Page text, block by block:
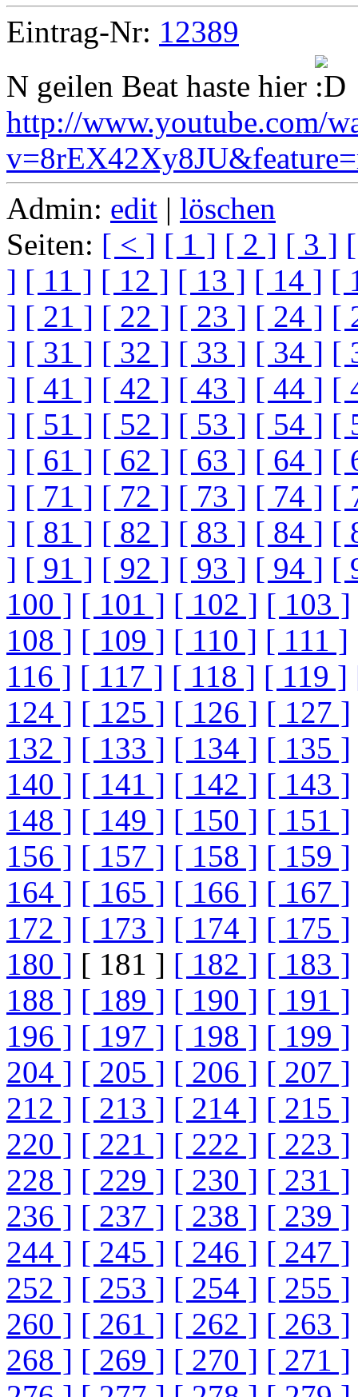
Eintrag-Nr: 12389
N geilen Beat haste hier
http://www.youtube.com/
Admin: edit | löschen
Seiten: [ < ] [ 1 ] [ 2 ] [ 3 ]
] [ 11 ] [ 12 ] [ 13 ] [ 14 ] [
] [ 21 ] [ 22 ] [ 23 ] [ 24 ] [
] [ 31 ] [ 32 ] [ 33 ] [ 34 ] [
] [ 41 ] [ 42 ] [ 43 ] [ 44 ] [
] [ 51 ] [ 52 ] [ 53 ] [ 54 ] [
] [ 61 ] [ 62 ] [ 63 ] [ 64 ] [
] [ 71 ] [ 72 ] [ 73 ] [ 74 ] [
] [ 81 ] [ 82 ] [ 83 ] [ 84 ] [
] [ 91 ] [ 92 ] [ 93 ] [ 94 ] [
100 ] [ 101 ] [ 102 ] [ 103 ]
108 ] [ 109 ] [ 110 ] [ 111 ]
116 ] [ 117 ] [ 118 ] [ 119 ]
124 ] [ 125 ] [ 126 ] [ 127 ]
132 ] [ 133 ] [ 134 ] [ 135 ]
140 ] [ 141 ] [ 142 ] [ 143 ]
148 ] [ 149 ] [ 150 ] [ 151 ]
156 ] [ 157 ] [ 158 ] [ 159 ]
164 ] [ 165 ] [ 166 ] [ 167 ]
172 ] [ 173 ] [ 174 ] [ 175 ]
180 ] [ 181 ] [ 182 ] [ 183 ]
188 ] [ 189 ] [ 190 ] [ 191 ]
196 ] [ 197 ] [ 198 ] [ 199 ]
204 ] [ 205 ] [ 206 ] [ 207 ]
212 ] [ 213 ] [ 214 ] [ 215 ]
220 ] [ 221 ] [ 222 ] [ 223 ]
228 ] [ 229 ] [ 230 ] [ 231 ]
236 ] [ 237 ] [ 238 ] [ 239 ]
244 ] [ 245 ] [ 246 ] [ 247 ]
252 ] [ 253 ] [ 254 ] [ 255 ]
260 ] [ 261 ] [ 262 ] [ 263 ]
268 ] [ 269 ] [ 270 ] [ 271 ]